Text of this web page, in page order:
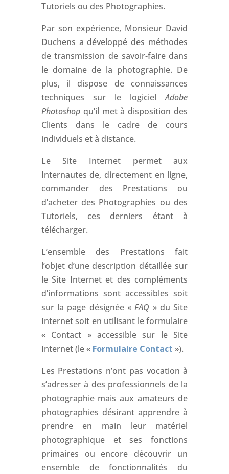
Tutoriels ou des Photographies.
Par son expérience, Monsieur David
Duchens a développé des méthodes
de transmission de savoir-faire dans
le domaine de la photographie. De
plus, il dispose de connaissances
techniques sur le logicielAdobe
Photoshopqu’il met à disposition des
Clients dans le cadre de cours
individuels et à distance.
Le Site Internet permet aux
Internautes de, directement en ligne,
commander des Prestations ou
d’acheter des Photographies ou des
Tutoriels, ces derniers étant à
télécharger.
L’ensemble des Prestations fait
l’objet d’une description détaillée sur
le Site Internet et des compléments
d’informations sont accessibles soit
sur la page désignée «FAQ » du Site
Internet soit en utilisant le formulaire
« Contact » accessible sur le Site
Internet (le « Formulaire Contact »).
Les Prestations n’ont pas vocation à
s’adresser à des professionnels de la
photographie mais aux amateurs de
photographies désirant apprendre à
prendre en main leur matériel
photographique et ses fonctions
primaires ou encore découvrir un
ensemble de fonctionnalités du